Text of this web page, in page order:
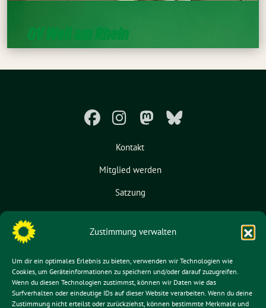
Zustimmung verwalten
Um dir ein optimales Erlebnis zu bieten, verwenden wir Technologien wie
Cookies, um Geräteinformationen zu speichern und/oder darauf zuzugreifen.
Wenn du diesen Technologien zustimmst, können wir Daten wie das
Surfverhalten oder eindeutige IDs auf dieser Website verarbeiten. Wenn du deine
Zustimmung nicht erteilst oder zurückziehst, können bestimmte Merkmale und
OV Weil am Rhein
Kontakt
Mitglied werden
Satzung
Unser Inventar
Impressum
Datenschutz